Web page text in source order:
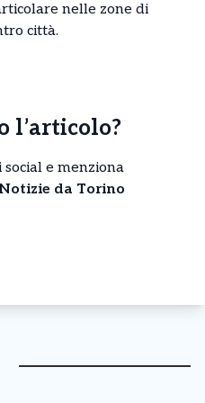
nelle zone di
città.
l’articolo?
e menziona
da Torino